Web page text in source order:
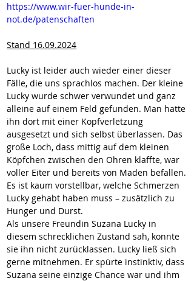
https://www.wir-fuer-hunde-in-
not.de/patenschaften
Stand 16.09.2024
Lucky ist leider auch wieder einer dieser
Fälle, die uns sprachlos machen. Der kleine
Lucky wurde schwer verwundet und ganz
alleine auf einem Feld gefunden. Man hatte
ihn dort mit einer Kopfverletzung
ausgesetzt und sich selbst überlassen. Das
große Loch, dass mittig auf dem kleinen
Köpfchen zwischen den Ohren klaffte, war
voller Eiter und bereits von Maden befallen.
Es ist kaum vorstellbar, welche Schmerzen
Lucky gehabt haben muss – zusätzlich zu
Hunger und Durst.
Als unsere Freundin Suzana Lucky in
diesem schrecklichen Zustand sah, konnte
sie ihn nicht zurücklassen. Lucky ließ sich
gerne mitnehmen. Er spürte instinktiv, dass
Suzana seine einzige Chance war und ihm